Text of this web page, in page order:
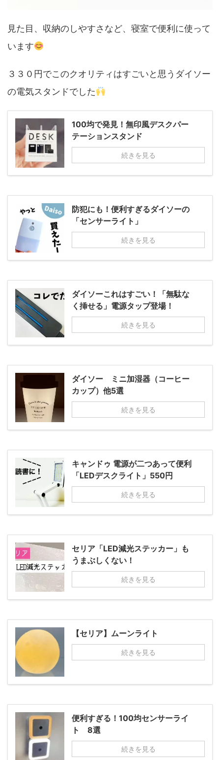
見た目、収納のしやすさなど、寝室で便利に使って
います
３３０円でこのクオリティはすごいと思うダイソー
の電気スタンドでした
100均で発見！無印風デスクパー
テーションスタンド
続きを見る
防犯にも！便利すぎるダイソーの
「センサーライト」
続きを見る
ダイソーこれはすごい！「無駄な
く挿せる」電源タップ登場！
続きを見る
ダイソー ミニ加湿器（コーヒー
カップ）他5選
続きを見る
キャンドゥ 電源が二つあって便利
「LEDデスクライト」550円
続きを見る
セリア「LED減光ステッカー」も
うまぶしくない！
続きを見る
【セリア】ムーンライト
続きを見る
便利すぎる！100均センサーライ
ト 8選
続きを見る